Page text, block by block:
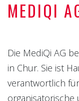
MEDIQI
Die MediQi AG
in Chur. Sie ist
verantwortlich
organisatorische